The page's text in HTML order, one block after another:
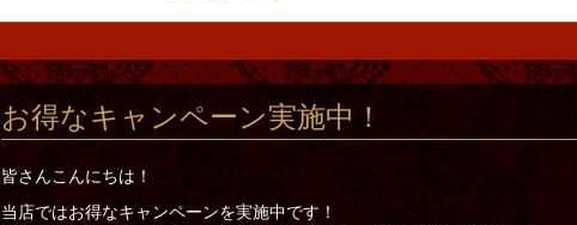
お得なキャンペーン実施中！
皆さんこんにちは！
当店ではお得なキャンペーンを実施中です！